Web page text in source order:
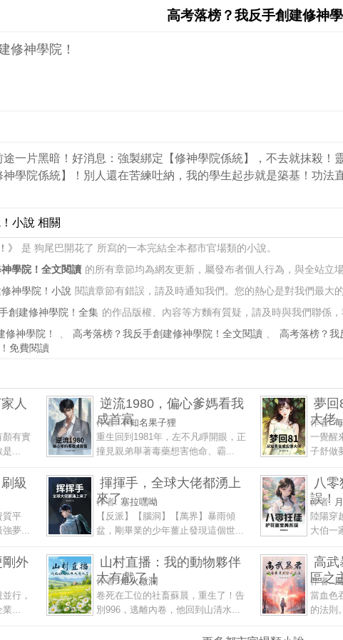
高考落榜？我反手創建修神學
修神學院！
一片黑暗！好消息：強製綁定【修神學院係統】，不去就抹殺
學院係統】！別人還在苦練吐納，我的學生起步就是築基！功
小說 相關
》
是 狗尾巴開花了 所寫的一本完結全本都市官場類的小說。
學院！全文閱讀 的所有章節均為網友更新，屬發布者個人行為，與全站立場
神學院！小說 閱讀章節有錯誤，請及時通知我們。您的熱心是對我們最大的
創建修神學院！全集 的作品版權、內容等方麵有質疑，請及時與我們聯係
修神學院！ 、 高考落榜？我反手創建修神學院！全文閱讀 、 高考落榜？我
免費閱讀
人
顏有實
是...
逆流1980，偏心爹媽看我
成首富
作者:不知名果子狸
重生回到1981年，左不凡睜開眼，正
撞見親弟舉著毒藥想害他命、霸...
夢回
大佬
作者:
一覺醒
子舒做
級
質平
強夢...
揮揮手，全球大佬都湧上
來了
作者: 塞拉嘿呦
【反派】【腦洞】【萬界】暴雨傾
盆，剛畢業的少年薑止發現這個世...
八
誤！
作者:
陸陽穿
大伯一
外
行，
業...
山村直播：我的動物夥伴
太有戲了！
作者:燈火微瀾
卷死在工位的社畜蘇晨，重生了！告
別996，逃離內卷，他回到山清水...
高武
區之
作者:
當血色
的法則